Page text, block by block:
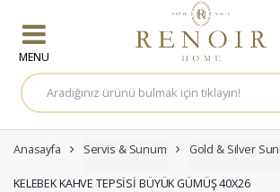
A
r
a
a
:
Anasayfa Servis & Sunum Gold & Silver
KELEBEK KAHVE TEPSİSİ BÜYÜK GÜMÜŞ 40X26